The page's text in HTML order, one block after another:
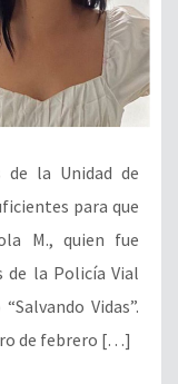
de la Unidad de
para que
M., quien fue
de la Policía Vial
Vidas”.
de febrero […]